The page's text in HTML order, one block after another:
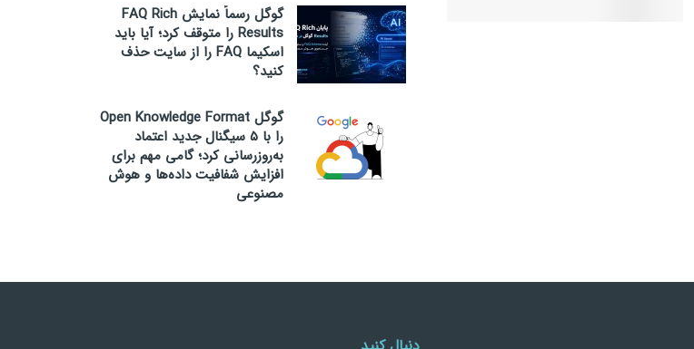
گوگل رسماً نمایش FAQ Rich
Results را متوقف کرد؛ آیا باید
اسکیما FAQ را از سایت حذف
کنید؟
گوگل Open Knowledge Format
را با ۵ سیگنال جدید اعتماد
به‌روزرسانی کرد؛ گامی مهم برای
افزایش شفافیت داده‌ها و هوش
مصنوعی